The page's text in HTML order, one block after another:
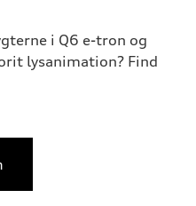
i Q6 e-tron og
lysanimation? Find